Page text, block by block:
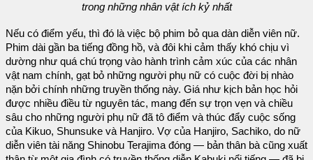
trong những nhân vật ích kỷ nhất
Nếu có điểm yếu, thì đó là việc bộ phim bỏ qua dàn diễn viên nữ.
Phim dài gần ba tiếng đồng hồ, và đôi khi cảm thấy khó chịu vì
dường như quá chú trọng vào hành trình cảm xúc của các nhân
vật nam chính, gạt bỏ những người phụ nữ có cuộc đời bị nhào
nặn bởi chính những truyền thống này. Giá như kịch bản học hỏi
được nhiều điều từ nguyên tác, mang đến sự trọn vẹn và chiều
sâu cho những người phụ nữ đã tô điểm và thúc đẩy cuộc sống
của Kikuo, Shunsuke và Hanjiro. Vợ của Hanjiro, Sachiko, do nữ
diễn viên tài năng Shinobu Terajima đóng — bản thân bà cũng xuất